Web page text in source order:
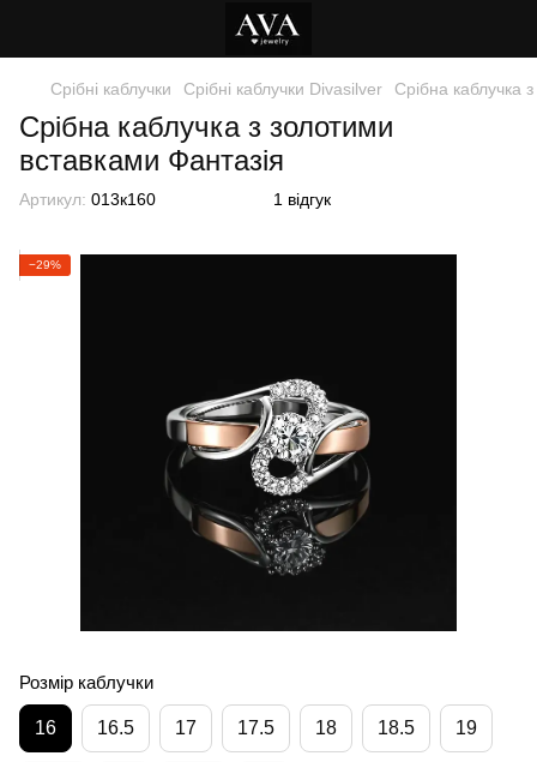
Срібні каблучки Срібні каблучки Divasilver Срібна каблучка
Срібна каблучка з золотими
вставками Фантазія
Артикул: 013к160 1 відгук
−29%
Розмір каблучки
16 16.5 17 17.5 18 18.5 19